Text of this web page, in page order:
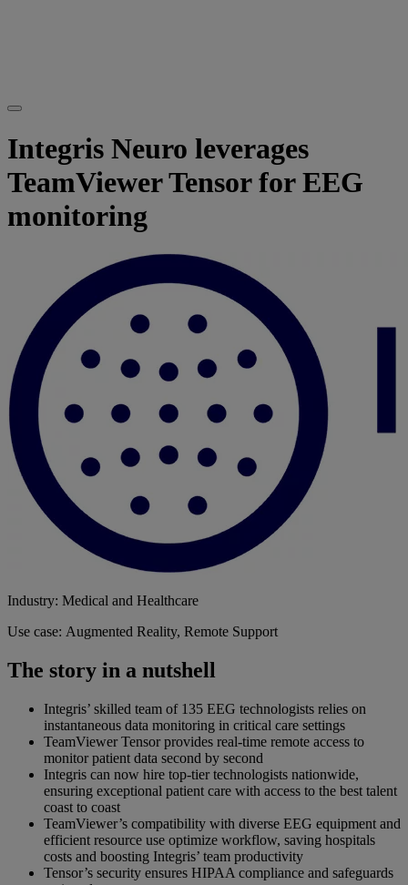
Integris Neuro leverages
TeamViewer Tensor for EEG
monitoring
Industry: Medical and Healthcare
Use case: Augmented Reality, Remote Support
The story in a nutshell
Integris’ skilled team of 135 EEG technologists relies on
instantaneous data monitoring in critical care settings
TeamViewer Tensor provides real-time remote access to
monitor patient data second by second
Integris can now hire top-tier technologists nationwide,
ensuring exceptional patient care with access to the best talent
coast to coast
TeamViewer’s compatibility with diverse EEG equipment and
efficient resource use optimize workflow, saving hospitals
costs and boosting Integris’ team productivity
Tensor’s security ensures HIPAA compliance and safeguards